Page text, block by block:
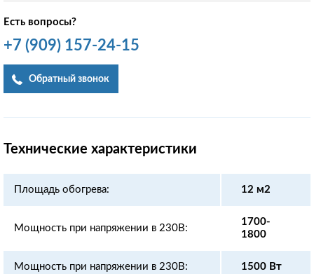
Есть вопросы?
+7 (909) 157-24-15
Обратный звонок
Технические характеристики
Площадь обогрева: 12 м2
Мощность при напряжении в 230В:
1700-
1800
Мощность при напряжении в 230В: 1500 Вт